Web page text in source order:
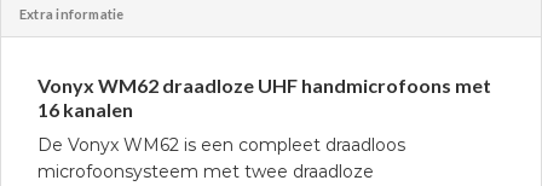
Extra informatie
Vonyx WM62 draadloze UHF handmicrofoons met
16 kanalen
De Vonyx WM62 is een compleet draadloos
microfoonsysteem met twee draadloze